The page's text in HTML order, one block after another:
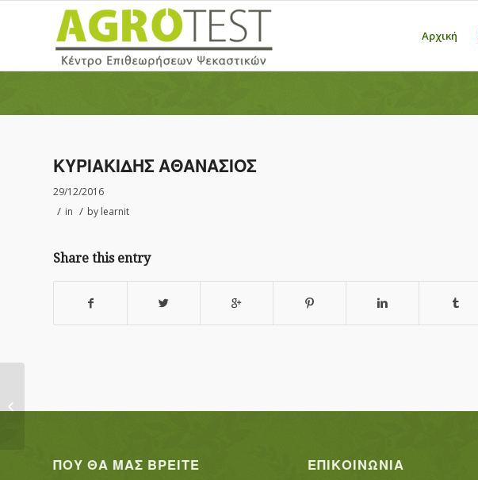
Αρχική
ΚΥΡΙΑΚΙΔΗΣ ΑΘΑΝΑΣΙΟΣ
29/12/2016
/ in / by learnit
Share this entry
ΠΟΥ ΘΑ ΜΑΣ ΒΡΕΊΤΕ ΕΠΙΚΟΙΝΩΝΊΑ